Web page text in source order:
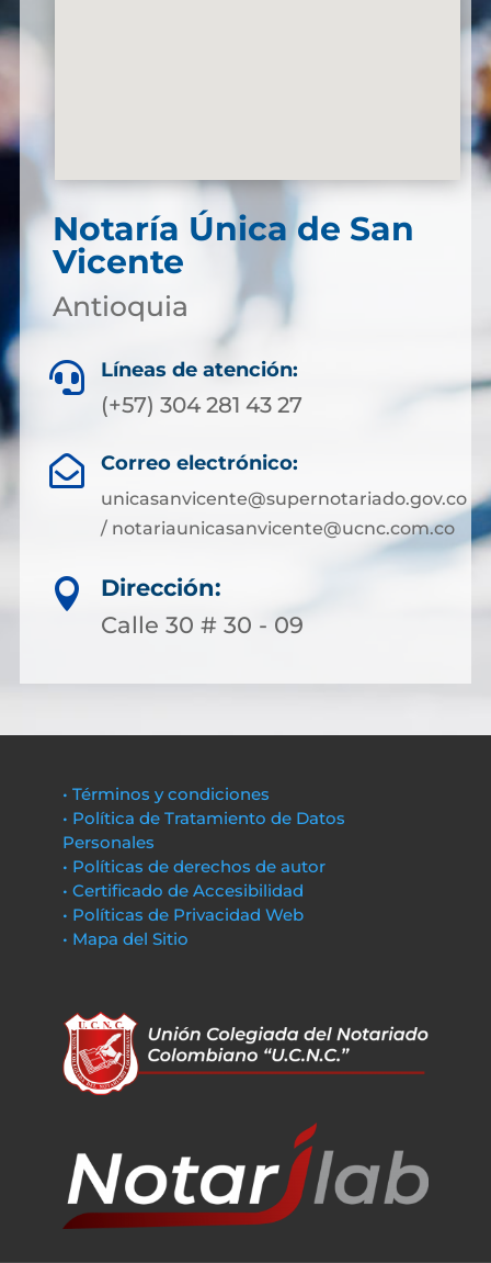
Notaría Única de San
Vicente
Antioquia
 Líneas de atención:
(+57) 304 281 43 27
 Correo electrónico:
unicasanvicente@supernotariado.gov.co
/ notariaunicasanvicente@ucnc.com.co

Dirección:
Calle 30 # 30 - 09
• Términos y condiciones
• Política de Tratamiento de Datos
Personales
• Políticas de derechos de autor
• Certificado de Accesibilidad
• Políticas de Privacidad Web
• Mapa del Sitio